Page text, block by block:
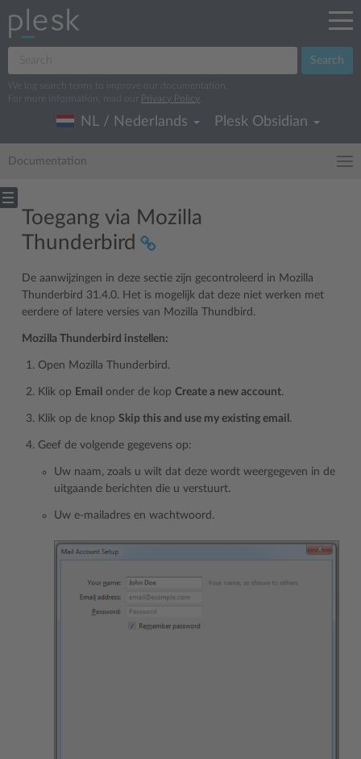
Search
We log search terms to improve our documentation.
For more information, read our
Privacy Policy
NL / Nederlands Plesk Obsidian
Documentation
Toegang via Mozilla
Thunderbird
De aanwijzingen in deze sectie zijn gecontroleerd in Mozilla
Thunderbird 31.4.0. Het is mogelijk dat deze niet werken met
eerdere of latere versies van Mozilla Thundbird.
Mozilla Thunderbird instellen:
Open Mozilla Thunderbird.
Klik op Email onder de kop Create a new account.
Klik op de knop Skip this and use my existing email .
Geef de volgende gegevens op:
Uw naam, zoals u wilt dat deze wordt weergegeven in de
uitgaande berichten die u verstuurt.
Uw e-mailadres en wachtwoord.